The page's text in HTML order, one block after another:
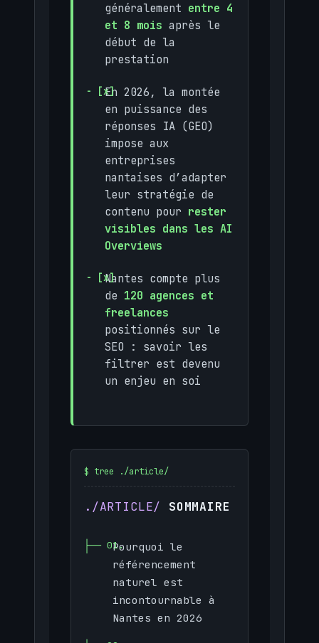
généralement entre 4
et 8 mois après le
début de la
prestation
En 2026, la montée
en puissance des
réponses IA (GEO)
impose aux
entreprises
nantaises d’adapter
leur stratégie de
contenu pour rester
visibles dans les AI
Overviews
Nantes compte plus
de 120 agences et
freelances
positionnés sur le
SEO : savoir les
filtrer est devenu
un enjeu en soi
SOMMAIRE
Pourquoi le
référencement
naturel est
incontournable à
Nantes en 2026